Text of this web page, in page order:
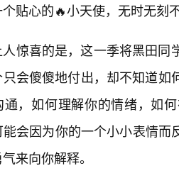
贴心的🔥小天使，无时无刻
人惊喜的是，这一季将黑田
会傻傻地付出，却不知道
通，如何理解你的情绪，如
会因为你的一个小小表情
来向你解释。